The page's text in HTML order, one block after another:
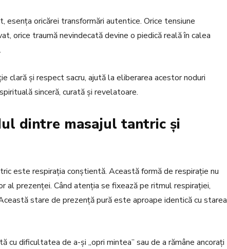
oricărei transformări autentice. Orice tensiune
orice traumă nevindecată devine o piedică reală în calea
clară și respect sacru, ajută la eliberarea acestor noduri
sinceră, curată și revelatoare.
dintre masajul tantric și
este respirația conștientă. Această formă de respirație nu
al prezenței. Când atenția se fixează pe ritmul respirației,
stare de prezență pură este aproape identică cu starea
cu dificultatea de a-și „opri mintea” sau de a rămâne ancorați